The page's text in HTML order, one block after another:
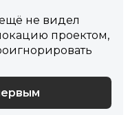
не видел
проектом,